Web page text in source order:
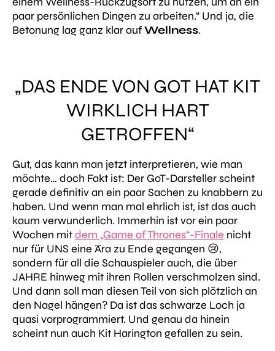
paar persönlichen Dingen zu arbeiten.“ Und ja, die
Betonung lag ganz klar aufWellness.
„DAS ENDE VON GOT HAT KIT
WIRKLICH HART
GETROFFEN“
Gut, das kann man jetzt interpretieren, wie man
möchte… doch Fakt ist: Der GoT-Darsteller scheint
gerade definitiv an ein paar Sachen zu knabbern zu
haben. Und wenn man mal ehrlich ist, ist das auch
kaum verwunderlich. Immerhin ist vor ein paar
Wochen mitdem „Game of Thrones“-Finale nicht
nur für UNS eine Ära zu Ende gegangen 😢,
sondern für all die Schauspieler auch, die über
JAHRE hinweg mit ihren Rollen verschmolzen sind.
Und dann soll man diesen Teil von sich plötzlich an
den Nagel hängen? Da ist das schwarze Loch ja
quasi vorprogrammiert. Und genau da hinein
scheint nun auch Kit Harington gefallen zu sein.